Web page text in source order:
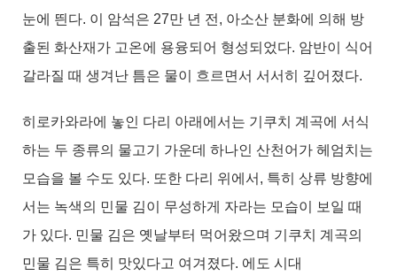
눈에 띈다. 이 암석은 27만 년 전, 아소산 분화에 의해 방
출된 화산재가 고온에 용융되어 형성되었다. 암반이 식어
갈라질 때 생겨난 틈은 물이 흐르면서 서서히 깊어졌다.
히로카와라에 놓인 다리 아래에서는 기쿠치 계곡에 서식
하는 두 종류의 물고기 가운데 하나인 산천어가 헤엄치는
모습을 볼 수도 있다. 또한 다리 위에서, 특히 상류 방향에
서는 녹색의 민물 김이 무성하게 자라는 모습이 보일 때
가 있다. 민물 김은 옛날부터 먹어왔으며 기쿠치 계곡의
민물 김은 특히 맛있다고 여겨졌다. 에도 시대